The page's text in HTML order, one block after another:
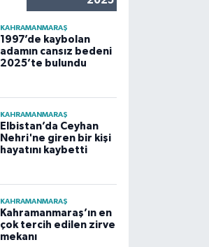
KAHRAMANMARAŞ
1997’de kaybolan
adamın cansız bedeni
2025’te bulundu
KAHRAMANMARAŞ
Elbistan’da Ceyhan
Nehri'ne giren bir kişi
hayatını kaybetti
KAHRAMANMARAŞ
Kahramanmaraş’ın en
çok tercih edilen zirve
mekanı